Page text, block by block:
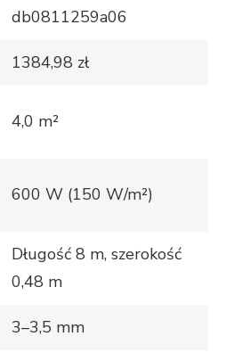
db0811259a06
1384,98 zł
4,0 m²
600 W (150 W/m²)
Długość 8 m, szerokość
0,48 m
3–3,5 mm